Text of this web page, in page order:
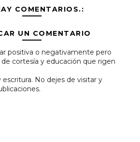
COMENTARIOS.:
UN COMENTARIO
positiva o negativamente pero
cortesía y educación que rigen
No dejes de visitar y